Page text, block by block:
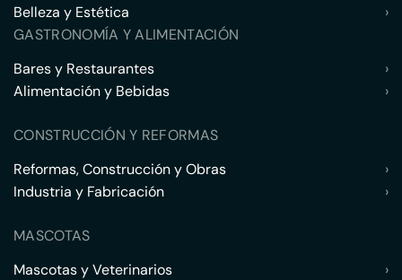
Belleza y Estética
›
GASTRONOMÍA Y ALIMENTACIÓN
Bares y Restaurantes
›
Alimentación y Bebidas
›
CONSTRUCCIÓN Y REFORMAS
Reformas, Construcción y Obras
›
Industria y Fabricación
›
MASCOTAS
Mascotas y Veterinarios
›